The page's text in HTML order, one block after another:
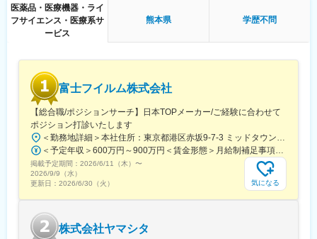
（３）手厚い研修体制でスキルアップができます：製品研修、ス
キル研修、学術研修と、国内最大手だからこそ仕事に必要な知識
やスキルをしっかりと身に付けられる研修制度があります。MRと
してのスキルのみならず、データ分析、マーケティングなど多角
整備しています。
【IQVIAサービシーズジャパンについて】
・世界100以上の国と地域／8万人の社員が、医薬品の臨床開発～
プロモーションに携わり、市場を流通するほぼすべての医薬品に
関与しています
・日本においても業界トップシェアを誇り、常時100以上のPJが
稼働しています
変更の範囲：会社の定める業務
医薬品・医療機器・ライ
フサイエンス・医療系サ
ービス
熊本県 学歴不問
富士フイルム株式会社
【総合職/ポジションサーチ】日本TOPメーカー/ご経験に合わせて
ポジション打診いたします
掲載予定期間： 2026/6/11（木） 〜
2026/9/9（水）
更新日： 2026/6/30（火） 気になる
株式会社ヤマシタ